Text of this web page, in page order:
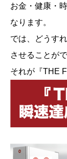
お金・健康・
なります。
では、どうす
させることが
それが『THE